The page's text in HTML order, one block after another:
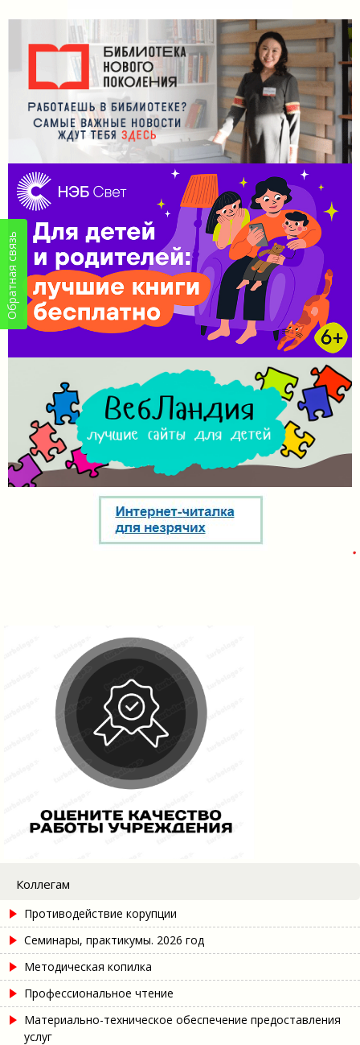
Коллегам
Противодействие корупции
Семинары, практикумы. 2026 год
Методическая копилка
Профессиональное чтение
Материально-техническое обеспечение предоставления
услуг
Обратная связь